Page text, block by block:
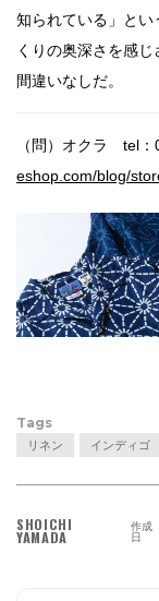
知られている」と
くりの奥深さを感
間違いなしだ。
（問）オクラ tel
eshop.com/blog/
Tags
リネン インディゴ
SHOICHI
YAMADA
作成
日